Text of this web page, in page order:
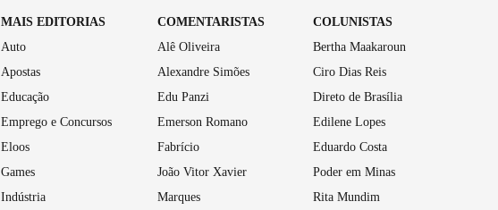
MAIS EDITORIAS
Auto
Apostas
Educação
Emprego e Concursos
Eloos
Games
Indústria
COMENTARISTAS
Alê Oliveira
Alexandre Simões
Edu Panzi
Emerson Romano
Fabrício
João Vitor Xavier
Marques
COLUNISTAS
Bertha Maakaroun
Ciro Dias Reis
Direto de Brasília
Edilene Lopes
Eduardo Costa
Poder em Minas
Rita Mundim